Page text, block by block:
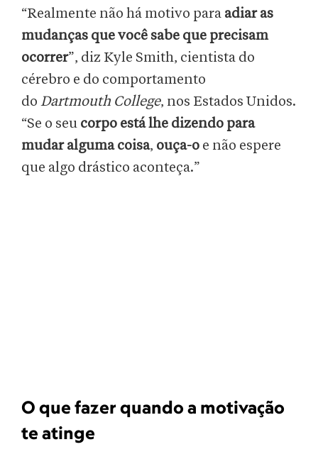
“Realmente não há motivo para adiar as
mudanças que você sabe que precisam
ocorrer”, diz Kyle Smith, cientista do
cérebro e do comportamento
do Dartmouth College, nos Estados Unidos.
“Se o seu corpo está lhe dizendo para
mudar alguma coisa, ouça-o e não espere
que algo drástico aconteça.”
O que fazer quando a motivação
te atinge